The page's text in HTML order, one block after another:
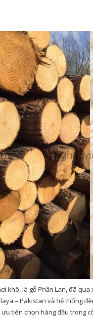
khô, là gỗ Phần Lan, đã
– Pakistan và hệ thống
tiên chọn hàng đầu trong